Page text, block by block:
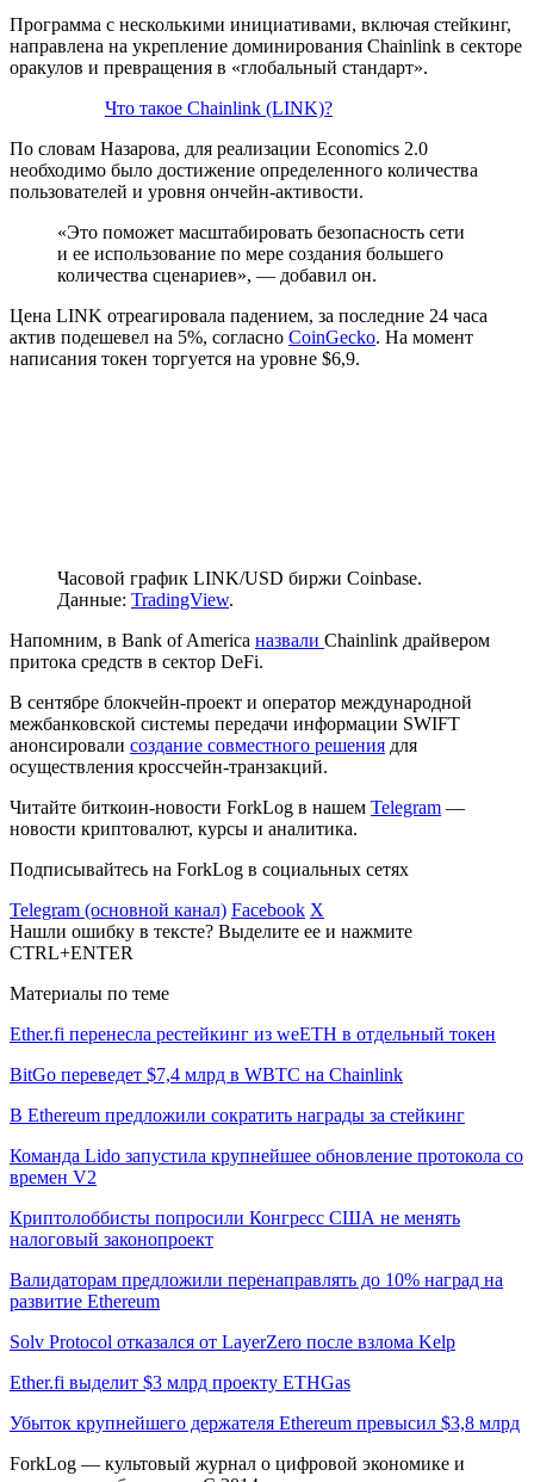
Программа с несколькими инициативами, включая стейкинг,
направлена на укрепление доминирования Chainlink в секторе
оракулов и превращения в «глобальный стандарт».
Что такое Chainlink (LINK)?
По словам Назарова, для реализации Economics 2.0
необходимо было достижение определенного количества
пользователей и уровня ончейн-активости.
«Это поможет масштабировать безопасность сети
и ее использование по мере создания большего
количества сценариев», — добавил он.
Цена LINK отреагировала падением, за последние 24 часа
актив подешевел на 5%, согласно CoinGecko. На момент
написания токен торгуется на уровне $6,9.
Часовой график LINK/USD биржи Coinbase.
Данные: TradingView.
Напомним, в Bank of America назвали Chainlink драйвером
притока средств в сектор DeFi.
В сентябре блокчейн-проект и оператор международной
межбанковской системы передачи информации SWIFT
анонсировали создание совместного решения для
осуществления кроссчейн-транзакций.
Читайте биткоин-новости ForkLog в нашем Telegram —
новости криптовалют, курсы и аналитика.
Подписывайтесь на ForkLog в социальных сетях
Telegram (основной канал) Facebook X
Нашли ошибку в тексте? Выделите ее и нажмите
CTRL+ENTER
Материалы по теме
Ether.fi перенесла рестейкинг из weETH в отдельный токен
BitGo переведет $7,4 млрд в WBTC на Chainlink
В Ethereum предложили сократить награды за стейкинг
Команда Lido запустила крупнейшее обновление протокола со
времен V2
Криптолоббисты попросили Конгресс США не менять
налоговый законопроект
Валидаторам предложили перенаправлять до 10% наград на
развитие Ethereum
Solv Protocol отказался от LayerZero после взлома Kelp
Ether.fi выделит $3 млрд проекту ETHGas
Убыток крупнейшего держателя Ethereum превысил $3,8 млрд
ForkLog — культовый журнал о цифровой экономике и